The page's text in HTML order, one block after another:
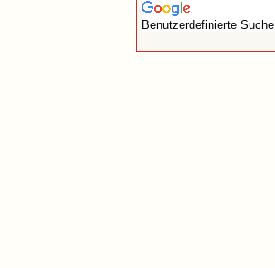
Benutzerdefinierte Suche